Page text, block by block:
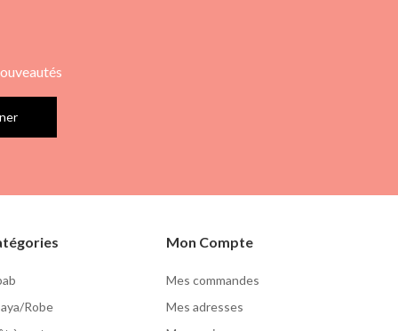
Robe
Mon Compte
Mes commandes
Mes adresses